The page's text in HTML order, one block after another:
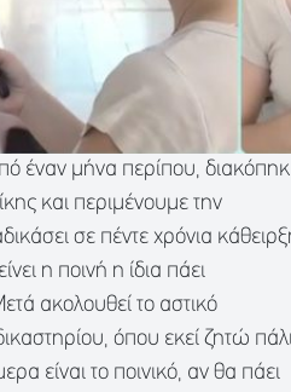
έναν μήνα περίπου,
και περιμένουμε την
σε πέντε χρόνια
η ποινή η ίδια πάει
ακολουθεί το αστικό
όπου εκεί ζητώ
είναι το ποινικό, αν θα πάει